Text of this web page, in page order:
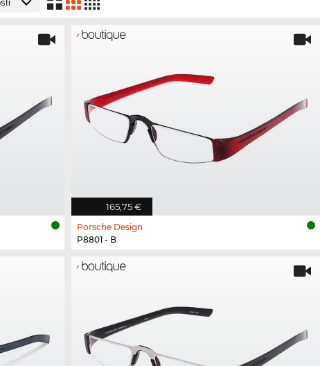
165,75 €
Porsche Design
P8801 - B